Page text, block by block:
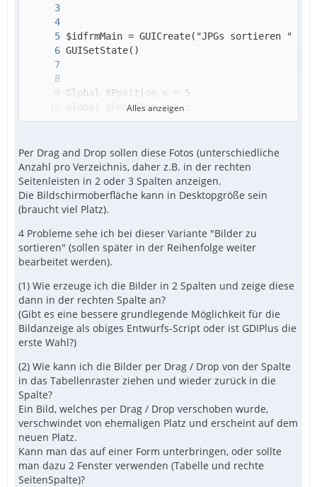
Alles anzeigen
Per Drag and Drop sollen diese Fotos (unterschiedliche
Anzahl pro Verzeichnis, daher z.B. in der rechten
Seitenleisten in 2 oder 3 Spalten anzeigen.
Die Bildschirmoberfläche kann in Desktopgröße sein
(braucht viel Platz).
4 Probleme sehe ich bei dieser Variante "Bilder zu
sortieren" (sollen später in der Reihenfolge weiter
bearbeitet werden).
(1) Wie erzeuge ich die Bilder in 2 Spalten und zeige diese
dann in der rechten Spalte an?
(Gibt es eine bessere grundlegende Möglichkeit für die
Bildanzeige als obiges Entwurfs-Script oder ist GDIPlus die
erste Wahl?)
(2) Wie kann ich die Bilder per Drag / Drop von der Spalte
in das Tabellenraster ziehen und wieder zurück in die
Spalte?
Ein Bild, welches per Drag / Drop verschoben wurde,
verschwindet von ehemaligen Platz und erscheint auf dem
neuen Platz.
Kann man das auf einer Form unterbringen, oder sollte
man dazu 2 Fenster verwenden (Tabelle und rechte
SeitenSpalte)?